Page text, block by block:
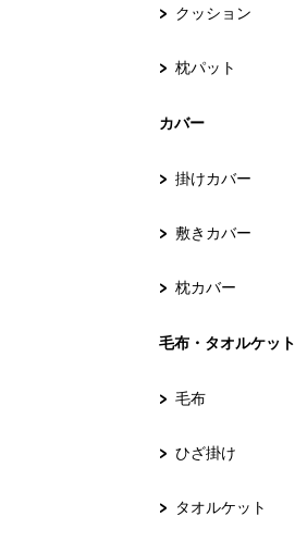
クッション
枕パット
カバー
掛けカバー
敷きカバー
枕カバー
毛布・タオルケット
毛布
ひざ掛け
タオルケット